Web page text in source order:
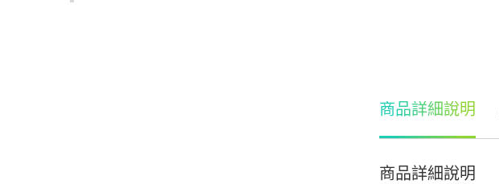
商品詳細說明
商品詳細說明